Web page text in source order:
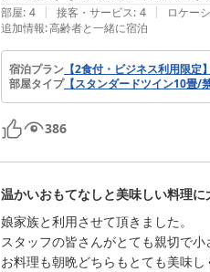
部屋: 4 | 接客・サービス: 4 | ロケー
追加情報:高齢者と一緒に宿泊
宿泊プラン 【2食付・ビジネス利用限定
部屋タイプ【スタンダードツイン10畳/
386
温かいおもてなしと美味しい料理に
娘家族と利用させて頂きました。
スタッフの皆さんがとても親切で
お料理も朝晩どちらもとても美味